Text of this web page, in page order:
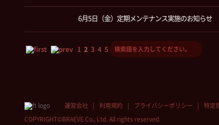
6月5日（金）定期メンテナンス実施のお知らせ
1 2 3 4 5
運営会社 利用規約 プライバシーポリシー 特定
COPYRIGHT©BRAEVE Co., Ltd. All rights reserved.